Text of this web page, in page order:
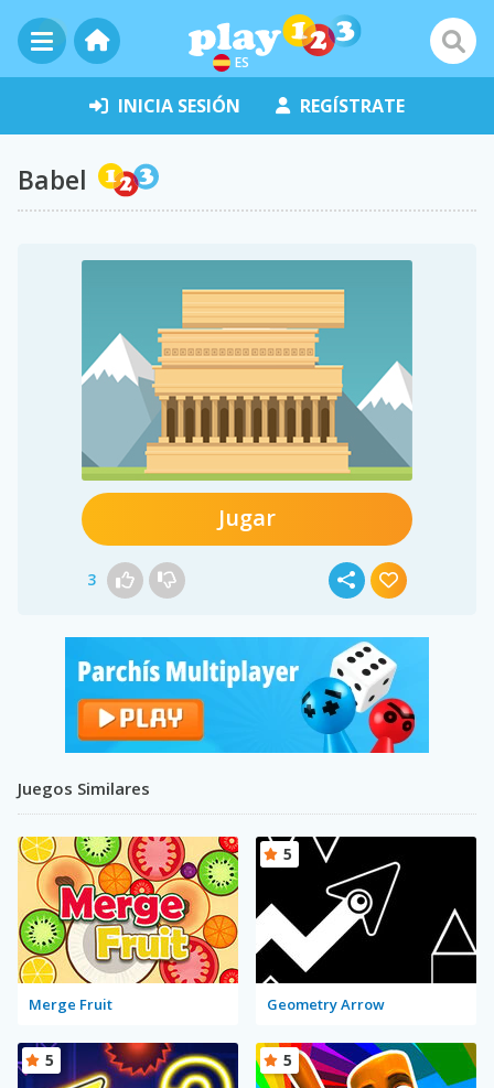
ES
INICIA SESIÓN REGÍSTRATE
Babel
Jugar
3
Juegos Similares
Merge Fruit Geometry Arrow
5
5 5